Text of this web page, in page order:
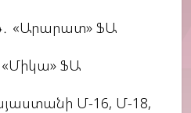
«Արարատ» ՖԱ
«Միկա» ՖԱ
Մ-16, Մ-18,